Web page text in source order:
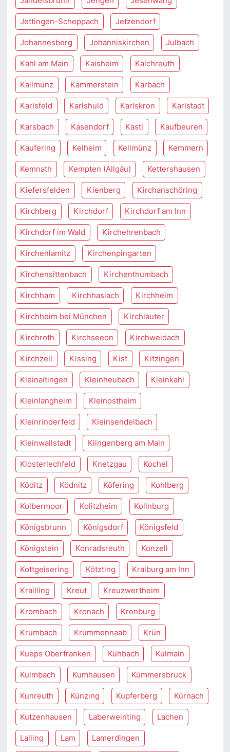
Jettingen-Scheppach Jetzendorf
Johannesberg Johanniskirchen Julbach
Kahl am Main Kaisheim Kalchreuth
Kallmünz Kammerstein Karbach
Karlsfeld Karlshuld Karlskron Karlstadt
Karsbach Kasendorf Kastl Kaufbeuren
Kaufering Kelheim Kellmünz Kemmern
Kemnath Kempten (Allgäu) Kettershausen
Kiefersfelden Kienberg Kirchanschöring
Kirchberg Kirchdorf Kirchdorf am Inn
Kirchdorf im Wald Kirchehrenbach
Kirchenlamitz Kirchenpingarten
Kirchensittenbach Kirchenthumbach
Kirchham Kirchhaslach Kirchheim
Kirchheim bei München Kirchlauter
Kirchroth Kirchseeon Kirchweidach
Kirchzell Kissing Kist Kitzingen
Kleinaitingen Kleinheubach Kleinkahl
Kleinlangheim Kleinostheim
Kleinrinderfeld Kleinsendelbach
Kleinwallstadt Klingenberg am Main
Klosterlechfeld Knetzgau Kochel
Köditz Ködnitz Köfering Kohlberg
Kolbermoor Kolitzheim Kollnburg
Königsbrunn Königsdorf Königsfeld
Königstein Konradsreuth Konzell
Kottgeisering Kötzting Kraiburg am Inn
Krailling Kreut Kreuzwertheim
Krombach Kronach Kronburg
Krumbach Krummennaab Krün
Kueps Oberfranken Kühbach Kulmain
Kulmbach Kumhausen Kümmersbruck
Kunreuth Künzing Kupferberg Kürnach
Kutzenhausen Laberweinting Lachen
Lalling Lam Lamerdingen